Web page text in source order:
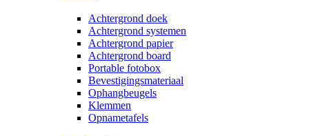
Achtergrond doek
Achtergrond systemen
Achtergrond papier
Achtergrond board
Portable fotobox
Bevestigingsmateriaal
Ophangbeugels
Klemmen
Opnametafels